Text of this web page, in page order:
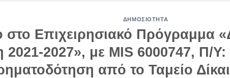
ΔΗΜΟΣΙΟΤΗΤΑ
στο Επιχειρησιακό Πρόγραμμα
2027», με MIS 6000747, Π/Υ:
από το Ταμείο